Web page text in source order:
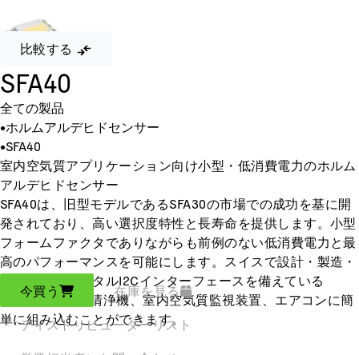
比較する
SFA40
全ての製品
•ホルムアルデヒドセンサー
•SFA40
室内空気質アプリケーション向け小型・低消費電力のホルム
アルデヒドセンサー
SFA40は、旧型モデルであるSFA30の市場での成功を基に開
発されており、高い選択度特性と長寿命を提供します。小型
フォームファクタでありながらも前例のない低消費電力と最
高のパフォーマンスを可能にします。スイスで設計・製造・
校正され、デジタルI2Cインターフェースを備えている
SFA40は、空気清浄機、室内空気質監視装置、エアコンに簡
単に組み込むことができます。
今買う 在庫を見る
ディストリビューターリスト